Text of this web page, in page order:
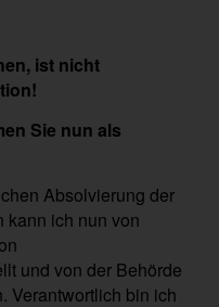
ist nicht
Sie nun als
Absolvierung der
kann ich nun von
und von der Behörde
Verantwortlich bin ich